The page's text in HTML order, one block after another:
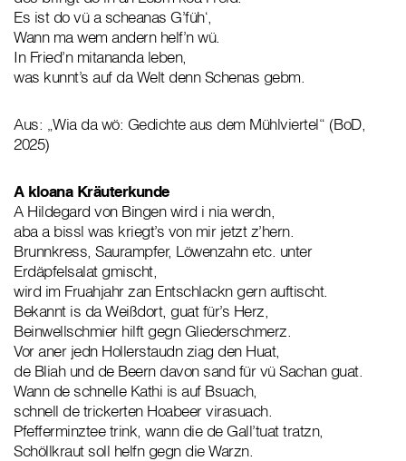
Es ist do vü a scheanas G’füh‘,
Wann ma wem andern helf’n wü.
In Fried’n mitananda leben,
was kunnt’s auf da Welt denn Schenas gebm.
Aus: „Wia da wö: Gedichte aus dem Mühlviertel“ (BoD,
2025)
A kloana Kräuterkunde
A Hildegard von Bingen wird i nia werdn,
aba a bissl was kriegt’s von mir jetzt z’hern.
Brunnkress, Saurampfer, Löwenzahn etc. unter
Erdäpfelsalat gmischt,
wird im Fruahjahr zan Entschlackn gern auftischt.
Bekannt is da Weißdort, guat für’s Herz,
Beinwellschmier hilft gegn Gliederschmerz.
Vor aner jedn Hollerstaudn ziag den Huat,
de Bliah und de Beern davon sand für vü Sachan guat.
Wann de schnelle Kathi is auf Bsuach,
schnell de trickerten Hoabeer virasuach.
Pfefferminztee trink, wann die de Gall’tuat tratzn,
Schöllkraut soll helfn gegn die Warzn.